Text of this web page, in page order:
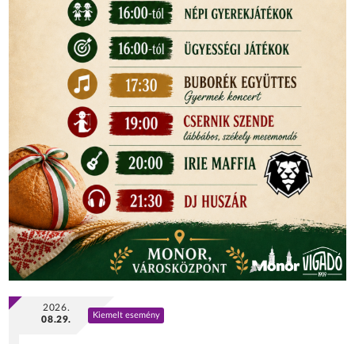
2026.
08.29.
Kiemelt esemény